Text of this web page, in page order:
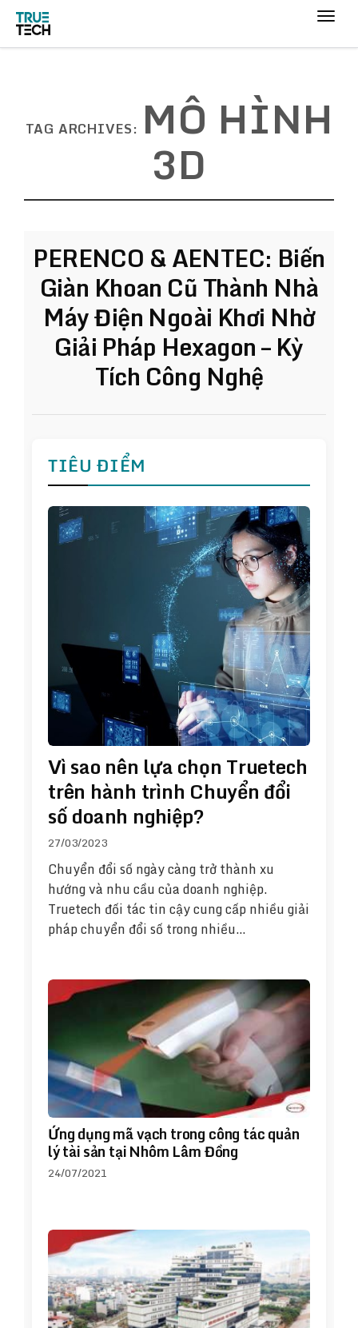
TAG ARCHIVES: MÔ HÌNH
3D
PERENCO & AENTEC: Biến
Giàn Khoan Cũ Thành Nhà
Máy Điện Ngoài Khơi Nhờ
Giải Pháp Hexagon – Kỳ
Tích Công Nghệ
TIÊU ĐIỂM
Vì sao nên lựa chọn Truetech
trên hành trình Chuyển đổi
số doanh nghiệp?
27/03/2023
Chuyển đổi số ngày càng trở thành xu
hướng và nhu cầu của doanh nghiệp.
Truetech đối tác tin cậy cung cấp nhiều giải
pháp chuyển đổi số trong nhiều…
Ứng dụng mã vạch trong công tác quản
lý tài sản tại Nhôm Lâm Đồng
24/07/2021